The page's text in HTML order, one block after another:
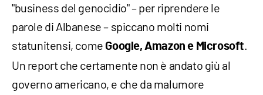
"business del genocidio" – per riprendere le
parole di Albanese – spiccano molti nomi
statunitensi, come Google, Amazon e Microsoft.
Un report che certamente non è andato giù al
governo americano, e che da malumore